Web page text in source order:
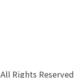
Rights Reserved